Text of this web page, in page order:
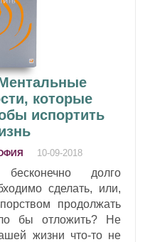
которые
испортить
10-09-2018
долго
сделать, или,
продолжать
бы отложить? Не
жизни что-то не